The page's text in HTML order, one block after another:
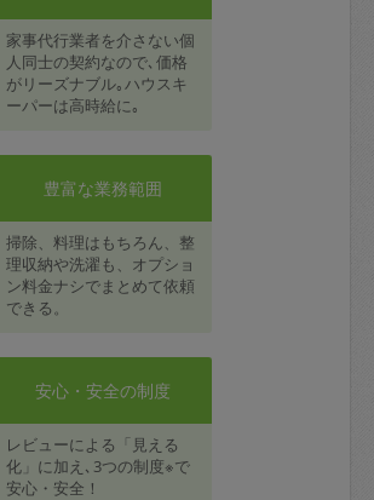
家事代行業者を介さない個
人同士の契約なので､価格
がリーズナブル｡ハウスキ
ーパーは高時給に｡
豊富な業務範囲
掃除、料理はもちろん、整
理収納や洗濯も、オプショ
ン料金ナシでまとめて依頼
できる。
安心・安全の制度
レビューによる「見える
化」に加え､3つの制度※で
安心・安全！